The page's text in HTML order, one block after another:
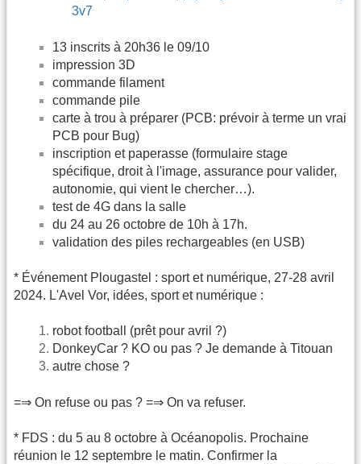
3v7
13 inscrits à 20h36 le 09/10
impression 3D
commande filament
commande pile
carte à trou à préparer (PCB: prévoir à terme un vrai
PCB pour Bug)
inscription et paperasse (formulaire stage
spécifique, droit à l'image, assurance pour valider,
autonomie, qui vient le chercher…).
test de 4G dans la salle
du 24 au 26 octobre de 10h à 17h.
validation des piles rechargeables (en USB)
* Événement Plougastel : sport et numérique, 27-28 avril
2024. L'Avel Vor, idées, sport et numérique :
robot football (prêt pour avril ?)
DonkeyCar ? KO ou pas ? Je demande à Titouan
autre chose ?
=⇒ On refuse ou pas ? =⇒ On va refuser.
* FDS : du 5 au 8 octobre à Océanopolis. Prochaine
réunion le 12 septembre le matin. Confirmer la